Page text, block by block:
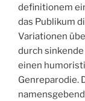
definitionem
das Publikum
Variationen
durch
einen
Genreparodie.